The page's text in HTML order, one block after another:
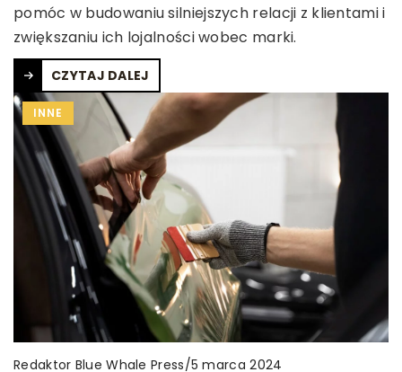
pomóc w budowaniu silniejszych relacji z klientami i
zwiększaniu ich lojalności wobec marki.
CZYTAJ DALEJ
INNE
Redaktor Blue Whale Press/5 marca 2024